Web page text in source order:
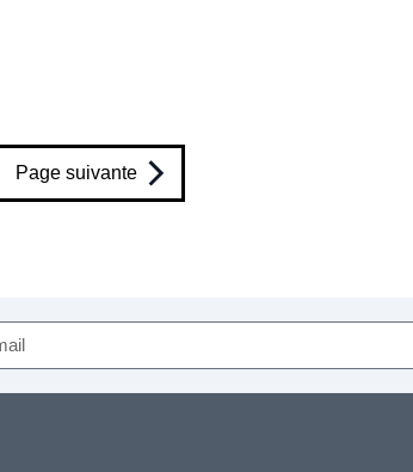
Page suivante